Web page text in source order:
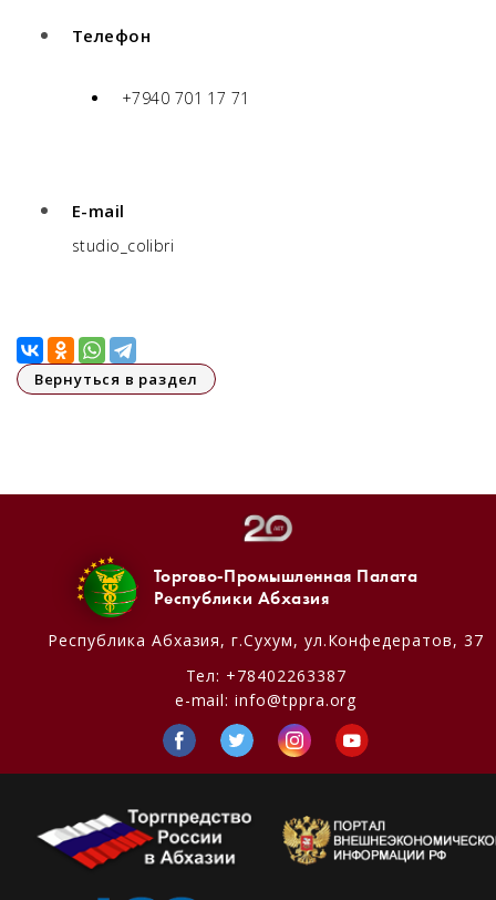
Телефон
+7940 701 17 71
E-mail
studio_colibri
Вернуться в раздел
Торгово-Промышленная Палата
Республики Абхазия
Республика Абхазия, г.Сухум, ул.Конфедератов, 37
Тел: +78402263387
e-mail:info@tppra.org